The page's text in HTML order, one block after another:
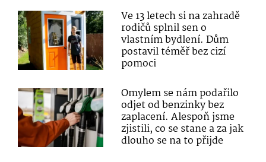
Ve 13 letech si na zahradě
rodičů splnil sen o
vlastním bydlení. Dům
postavil téměř bez cizí
pomoci
Omylem se nám podařilo
odjet od benzinky bez
zaplacení. Alespoň jsme
zjistili, co se stane a za jak
dlouho se na to přijde